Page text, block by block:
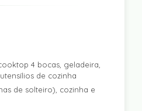
4 bocas, geladeira,
de cozinha
de solteiro), cozinha e